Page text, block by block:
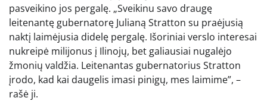
pasveikino jos pergalę. „Sveikinu savo draugę
leitenantę gubernatorę Julianą Stratton su praėjusią
naktį laimėjusia didelę pergalę. Išoriniai verslo interesai
nukreipė milijonus į Ilinojų, bet galiausiai nugalėjo
žmonių valdžia. Leitenantas gubernatorius Stratton
įrodo, kad kai daugelis imasi pinigų, mes laimime”, –
rašė ji.